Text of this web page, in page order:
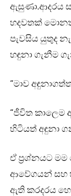
ඇසුණා.ආදරය
හදවතක්
පැවසිය යුතුද
හඳුනා ගැනීම
“මාව
“ජීවිත
හිටියත් අඳුනා
ඒ ප්‍රශ්නයට
ආවේගයන් සහ
ඇති කරදරය